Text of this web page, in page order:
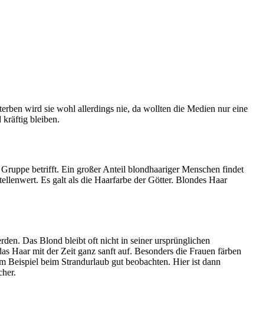
wird sie wohl allerdings nie, da wollten die Medien nur eine
kräftig bleiben.
betrifft. Ein großer Anteil blondhaariger Menschen findet
Es galt als die Haarfarbe der Götter. Blondes Haar
Das Blond bleibt oft nicht in seiner ursprünglichen
Haar mit der Zeit ganz sanft auf. Besonders die Frauen färben
Beispiel beim Strandurlaub gut beobachten. Hier ist dann